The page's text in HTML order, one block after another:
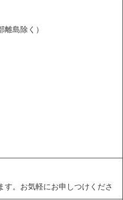
離島除く）
。お気軽にお申しつけくださ